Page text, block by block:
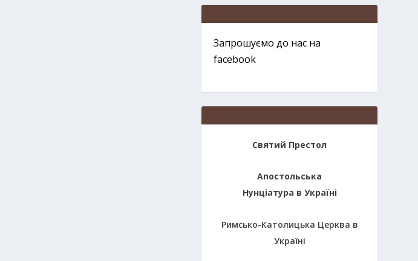
Запрошуємо до нас на
facebook
Святий Престол
Апостольська
Нунціатура в Україні
Римсько-Католицька Церква в
Україні